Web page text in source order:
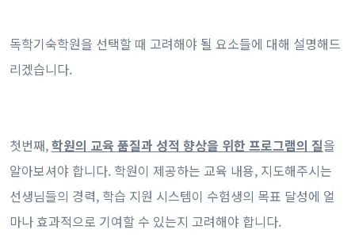
독학기숙학원을 선택할 때 고려해야 될 요소들에 대해 설명해드
리겠습니다.
첫번째,학원의 교육 품질과 성적 향상을 위한 프로그램의 질을
알아보셔야 합니다. 학원이 제공하는 교육 내용, 지도해주시는
선생님들의 경력, 학습 지원 시스템이 수험생의 목표 달성에 얼
마나 효과적으로 기여할 수 있는지 고려해야 합니다.